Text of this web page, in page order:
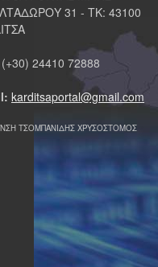
31 - ΤΚ: 43100
(+30) 24410 72888
karditsaportal@gmail.com
ΤΣΟΜΠΑΝΙΔΗΣ ΧΡΥΣΟΣΤΟΜΟΣ